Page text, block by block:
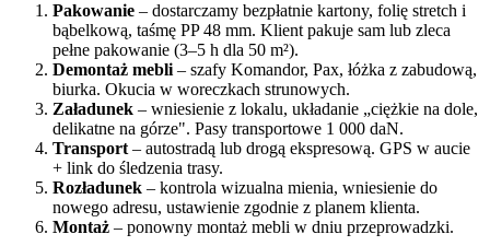
Pakowanie – dostarczamy bezpłatnie kartony, folię stretch i
bąbelkową, taśmę PP 48 mm. Klient pakuje sam lub zleca
pełne pakowanie (3–5 h dla 50 m²).
Demontaż mebli – szafy Komandor, Pax, łóżka z zabudową,
biurka. Okucia w woreczkach strunowych.
Załadunek – wniesienie z lokalu, układanie „ciężkie na dole,
delikatne na górze". Pasy transportowe 1 000 daN.
Transport – autostradą lub drogą ekspresową. GPS w aucie
+ link do śledzenia trasy.
Rozładunek – kontrola wizualna mienia, wniesienie do
nowego adresu, ustawienie zgodnie z planem klienta.
Montaż – ponowny montaż mebli w dniu przeprowadzki.